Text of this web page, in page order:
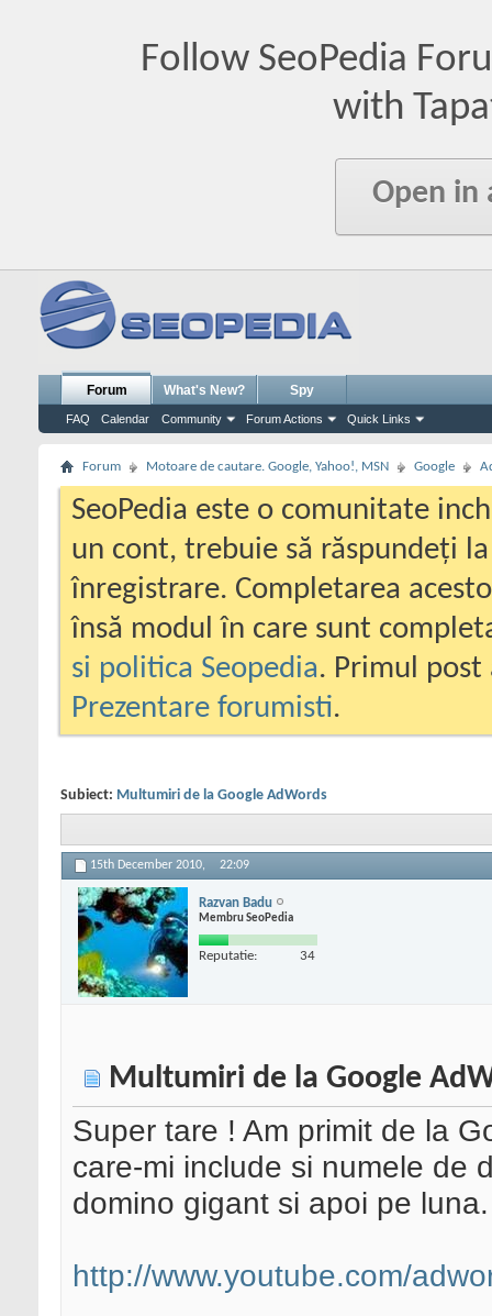
Follow SeoPedia
with
Open in
Forum
FAQ Calendar Community Forum Actions Quick Links
What's New? Spy
Forum Motoare de cautare. Google, Yahoo!, MSN Google
SeoPedia este o comunitate
un cont, trebuie să răspundeți
înregistrare. Completarea
însă modul în care sunt
si politica Seopedia. Primul
Prezentare forumisti.
Subiect: Multumiri de la Google AdWords
15th December 2010, 22:09
Razvan Badu
Membru SeoPedia
Reputatie: 34
Multumiri de la Google
Super tare ! Am primit de la
care-mi include si numele de
domino gigant si apoi pe luna.
http://www.youtube.com/